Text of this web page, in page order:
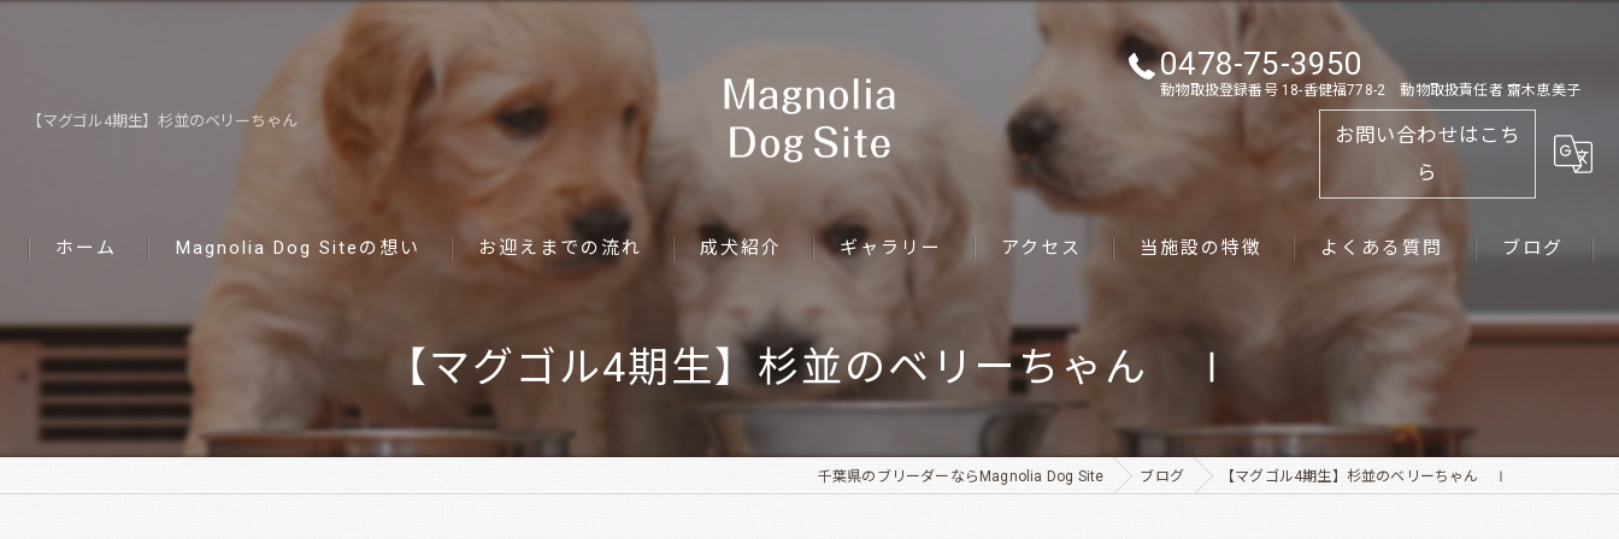
【マグゴル4期生】杉並のベリーちゃん
0478-75-3950
動物取扱登録番号 18-香健福778-2 動物取扱責任者 齋木恵美子
お問い合わせはこち
ら
ホーム Magnolia Dog Siteの想い お迎えまでの流れ 成犬紹介 ギャラリー アクセス 当施設の特徴
パピー
犬舎
よくある質問 ブログ
【マグゴル4期生】杉並のベリーちゃん Ⅰ
千葉県のブリーダーならMagnolia Dog Site ブログ 【マグゴル4期生】杉並のベリーちゃん Ⅰ